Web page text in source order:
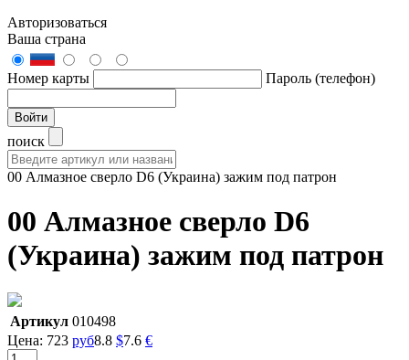
Авторизоваться
Ваша страна
Номер карты Пароль (телефон)
Войти
поиск
00 Алмазное сверло D6 (Украина) зажим под патрон
00 Алмазное сверло D6
(Украина) зажим под патрон
Артикул 010498
Цена: 723 руб8.8 $7.6 €